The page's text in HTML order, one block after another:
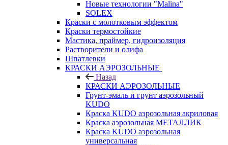
Новые технологии "Malina"
SOLEX
Краски с молотковым эффектом
Краски термостойкие
Мастика, праймер, гидроизоляция
Растворители и олифа
Шпатлевки
КРАСКИ АЭРОЗОЛЬНЫЕ
Назад
КРАСКИ АЭРОЗОЛЬНЫЕ
Грунт-эмаль и грунт аэрозольный
KUDO
Краска KUDO аэрозольная акриловая
Краска аэрозольная МЕТАЛЛИК
Краска KUDO аэрозольная
универсальная